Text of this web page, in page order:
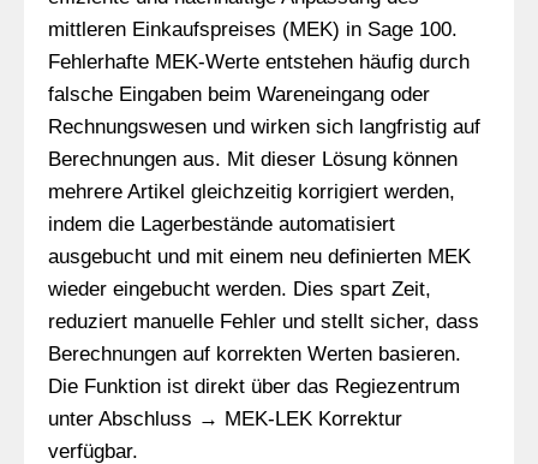
mittleren Einkaufspreises (MEK) in Sage 100.
Fehlerhafte MEK-Werte entstehen häufig durch
falsche Eingaben beim Wareneingang oder
Rechnungswesen und wirken sich langfristig auf
Berechnungen aus. Mit dieser Lösung können
mehrere Artikel gleichzeitig korrigiert werden,
indem die Lagerbestände automatisiert
ausgebucht und mit einem neu definierten MEK
wieder eingebucht werden. Dies spart Zeit,
reduziert manuelle Fehler und stellt sicher, dass
Berechnungen auf korrekten Werten basieren.
Die Funktion ist direkt über das Regiezentrum
unter Abschluss → MEK-LEK Korrektur
verfügbar.